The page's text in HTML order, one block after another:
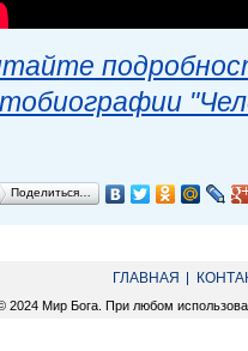
Поделиться…
ГЛАВНАЯ
2024 Мир Бога. При любом